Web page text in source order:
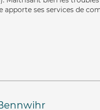
apporte ses services de